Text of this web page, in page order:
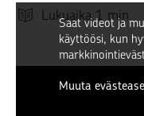
Lukuaika 1 min
Saat videot ja
käyttöösi, kun
Muuta